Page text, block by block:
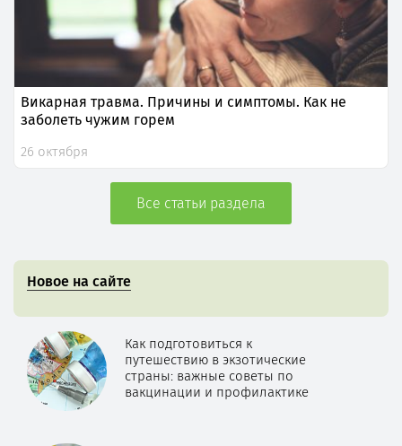
Викарная травма. Причины и симптомы. Как не
заболеть чужим горем
26 октября
Все статьи раздела
Новое на сайте
Как подготовиться к
путешествию в экзотические
страны: важные советы по
вакцинации и профилактике